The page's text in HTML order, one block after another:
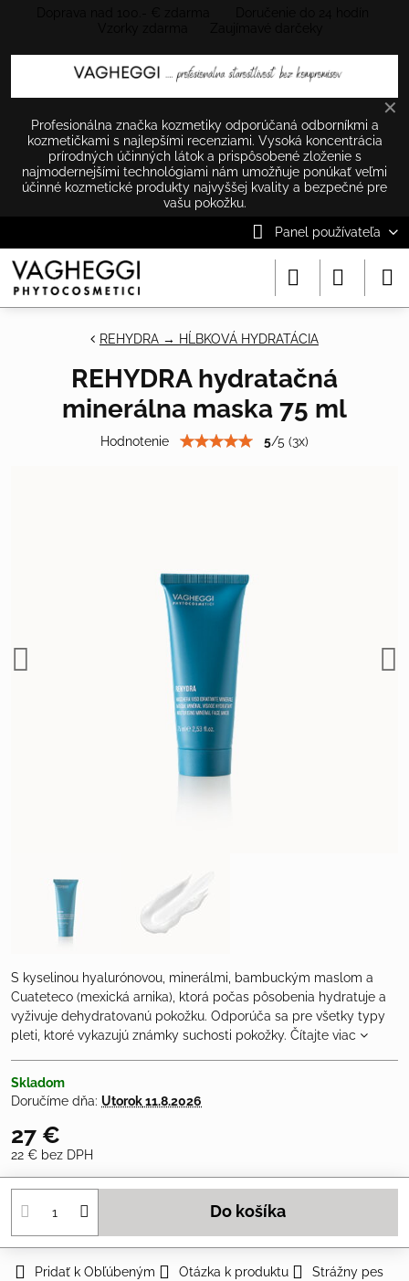
✕
Profesionálna značka kozmetiky odporúčaná odborníkmi a
kozmetičkami s najlepšími recenziami. Vysoká koncentrácia
prírodných účinných látok a prispôsobené zloženie s
najmodernejšími technológiami nám umožňuje ponúkať veľmi
účinné kozmetické produkty najvyššej kvality a bezpečné pre
vašu pokožku.
Panel používateľa
REHYDRA → HĹBKOVÁ HYDRATÁCIA
REHYDRA hydratačná
minerálna maska 75 ml
Hodnotenie 5/5 (3x)
S kyselinou hyalurónovou, minerálmi, bambuckým maslom a
Cuateteco (mexická arnika), ktorá počas pôsobenia hydratuje a
vyživuje dehydratovanú pokožku. Odporúča sa pre všetky typy
pleti, ktoré vykazujú známky suchosti pokožky. Čítajte viac
Skladom
Doručíme dňa: Utorok11.8.2026
27 €
22 € bez DPH
Do košíka
Pridať k Obľúbeným Otázka k produktu
Strážny pes